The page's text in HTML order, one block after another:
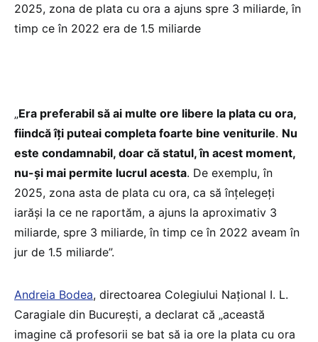
2025, zona de plata cu ora a ajuns spre 3 miliarde, în
timp ce în 2022 era de 1.5 miliarde
„Era preferabil să ai multe ore libere la plata cu ora,
fiindcă îți puteai completa foarte bine veniturile. Nu
este condamnabil, doar că statul, în acest moment,
nu-și mai permite lucrul acesta. De exemplu, în
2025, zona asta de plata cu ora, ca să înțelegeți
iarăși la ce ne raportăm, a ajuns la aproximativ 3
miliarde, spre 3 miliarde, în timp ce în 2022 aveam în
jur de 1.5 miliarde”.
Andreia Bodea, directoarea Colegiului Național I. L.
Caragiale din București, a declarat că „această
imagine că profesorii se bat să ia ore la plata cu ora